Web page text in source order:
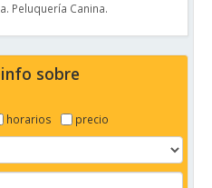
Peluquería Canina.
sobre
horarios precio